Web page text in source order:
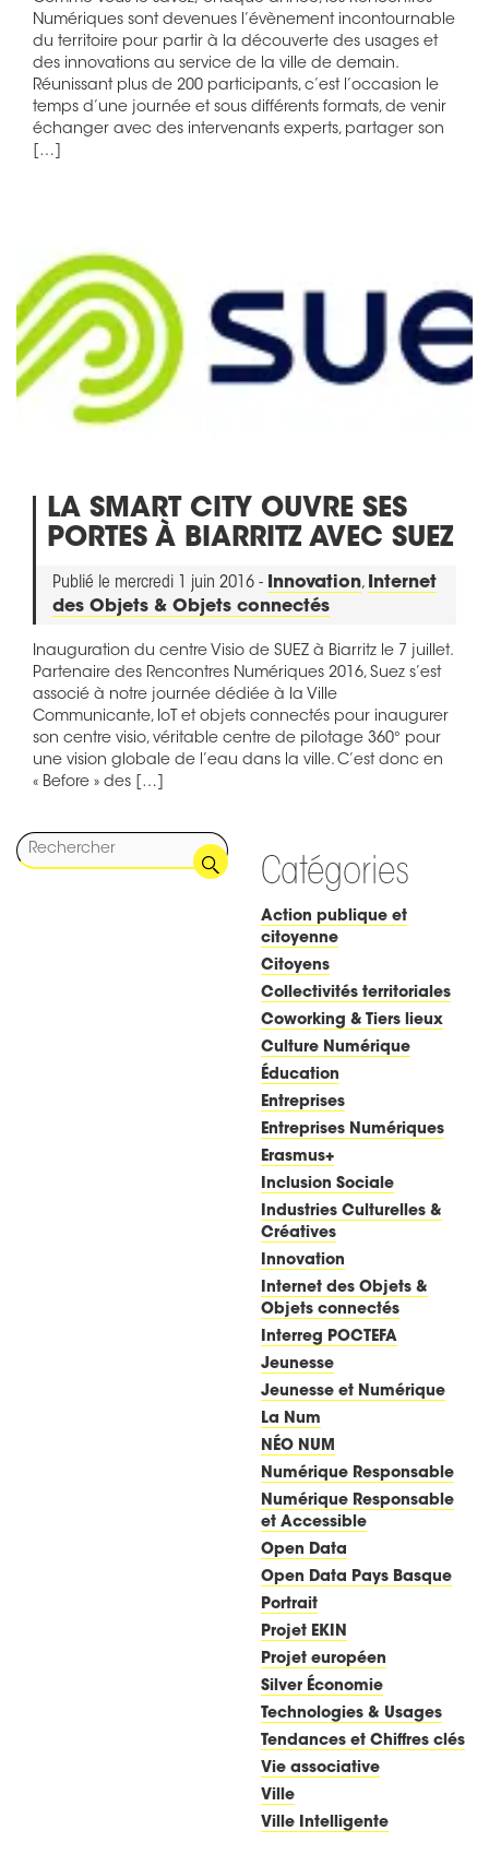
Numériques sont devenues l’évènement incontournable
du territoire pour partir à la découverte des usages et
des innovations au service de la ville de demain.
Réunissant plus de 200 participants, c’est l’occasion le
temps d’une journée et sous différents formats, de venir
échanger avec des intervenants experts, partager son
[…]
LA SMART CITY OUVRE SES
PORTES À BIARRITZ AVEC SUEZ
Publié le mercredi 1 juin 2016 - Innovation, Internet
des Objets & Objets connectés
Inauguration du centre Visio de SUEZ à Biarritz le 7 juillet.
Partenaire des Rencontres Numériques 2016, Suez s’est
associé à notre journée dédiée à la Ville
Communicante, IoT et objets connectés pour inaugurer
son centre visio, véritable centre de pilotage 360° pour
une vision globale de l’eau dans la ville. C’est donc en
« Before » des […]
Catégories
Action publique et
citoyenne
Citoyens
Collectivités territoriales
Coworking & Tiers lieux
Culture Numérique
Éducation
Entreprises
Entreprises Numériques
Erasmus+
Inclusion Sociale
Industries Culturelles &
Créatives
Innovation
Internet des Objets &
Objets connectés
Interreg POCTEFA
Jeunesse
Jeunesse et Numérique
La Num
NÉO NUM
Numérique Responsable
Numérique Responsable
et Accessible
Open Data
Open Data Pays Basque
Portrait
Projet EKIN
Projet européen
Silver Économie
Technologies & Usages
Tendances et Chiffres clés
Vie associative
Ville
Ville Intelligente